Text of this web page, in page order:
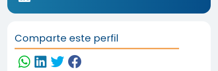
Comparte este perfil